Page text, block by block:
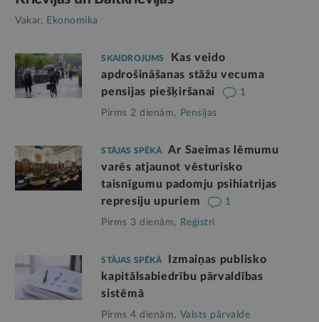
Vakar, Ekonomika
SKAIDROJUMS
Kas veido
apdrošināšanas stāžu vecuma
pensijas piešķiršanai
1
Pirms 2 dienām, Pensijas
STĀJAS SPĒKĀ
Ar Saeimas lēmumu
varēs atjaunot vēsturisko
taisnīgumu padomju psihiatrijas
represiju upuriem
1
Pirms 3 dienām, Reģistri
STĀJAS SPĒKĀ
Izmaiņas publisko
kapitālsabiedrību pārvaldības
sistēmā
Pirms 4 dienām, Valsts pārvalde